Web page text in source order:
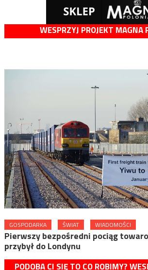
WESPRZYJ PROJEKT MAGNA
GOSPODARKA ŚWIAT WIADOMOŚCI
Pierwszy bezpośredni pociąg
przybył do Londynu
PODOBA CI SIĘ TO CO ROBIMY?